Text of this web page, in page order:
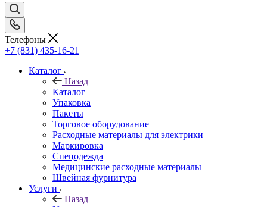
Телефоны
+7 (831) 435-16-21
Каталог
Назад
Каталог
Упаковка
Пакеты
Торговое оборудование
Расходные материалы для электрики
Маркировка
Спецодежда
Медицинские расходные материалы
Швейная фурнитура
Услуги
Назад